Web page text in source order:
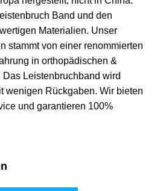
Band und den
Materialien. Unser
stammt von einer renommierten
in orthopädischen &
Leistenbruchband wird
wenigen Rückgaben. Wir bieten
und garantieren 100%